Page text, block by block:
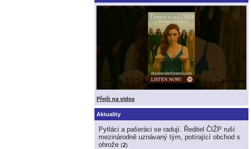
Přejít na videa
Aktuality
Pytláci a pašeráci se radují. Ředitel ČIŽP ruší
mezinárodně uznávaný tým, potírající obchod s
ohrože (2)